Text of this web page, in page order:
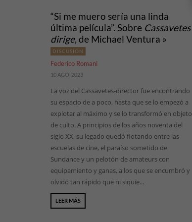
“Si me muero sería una linda
última película”. Sobre Cassavetes
dirige, de Michael Ventura »
DISCUSIÓN
Federico Romani
10 AGO, 2023
La voz del Cassavetes-director fue encontrando
su espacio de a poco, hasta que se lo empezó a
explotar al máximo y se lo transformó en objeto
de culto. A principios de los años noventa del
siglo XX, su legado quedó flotando entre las
escuelas de cine, el paraíso sometido de
Sundance y un pelotón de amateurs con
equipamiento y ganas, a los que se encumbró y
olvidó tan rápido que ni siquie...
LEER MÁS